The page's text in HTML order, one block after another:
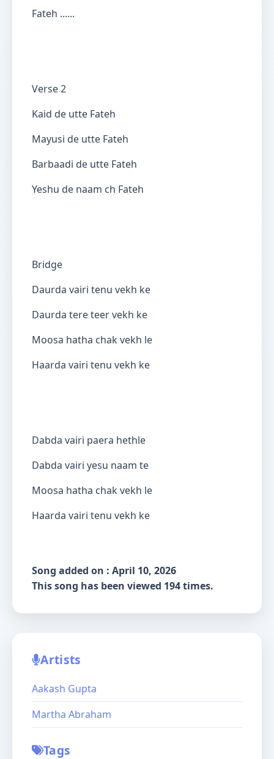
Fateh ......
Verse 2
Kaid de utte Fateh
Mayusi de utte Fateh
Barbaadi de utte Fateh
Yeshu de naam ch Fateh
Bridge
Daurda vairi tenu vekh ke
Daurda tere teer vekh ke
Moosa hatha chak vekh le
Haarda vairi tenu vekh ke
Dabda vairi paera hethle
Dabda vairi yesu naam te
Moosa hatha chak vekh le
Haarda vairi tenu vekh ke
Song added on : April 10, 2026
This song has been viewed 194 times.
Artists
Aakash Gupta
Martha Abraham
Tags